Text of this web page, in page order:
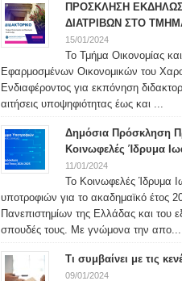
ΠΡΟΣΚΛΗΣΗ
ΔΙΑΤΡΙΒΩΝ ΣΤΟ
15/01/2024
Το Τμήμα Οικονομίας
Εφαρμοσμένων Οικονομικών του
Ενδιαφέροντος για εκπόνηση
αιτήσεις υποψηφιότητας έως και ...
Δημόσια Πρόσκληση
Κοινωφελές Ίδρυμα
11/01/2024
Το Κοινωφελές Ίδρυμα
υποτροφιών για το ακαδημαϊκό έτος
Πανεπιστημίων της Ελλάδας και του
σπουδές τους. Με γνώμονα την απο...
Τι συμβαίνει με τις
09/01/2024